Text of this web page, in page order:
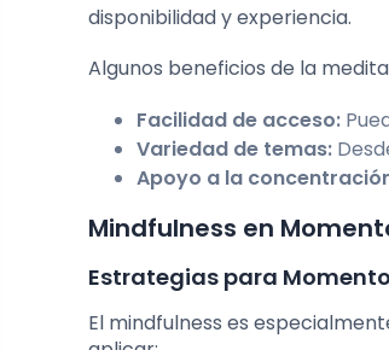
disponibilidad y experiencia.
Algunos beneficios de la
Facilidad de acceso:
Variedad de temas:
Apoyo a la
Mindfulness en
Estrategias para
El mindfulness es